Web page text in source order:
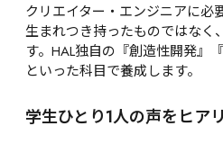
クリエイター・エンジニアに必
生まれつき持ったものではなく
す。HAL独自の『創造性開発』
といった科目で養成します。
学生ひとり1人の声をヒア